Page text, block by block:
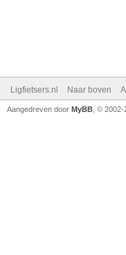
Ligfietsers.nl Naar boven
Aangedreven door MyBB , ©